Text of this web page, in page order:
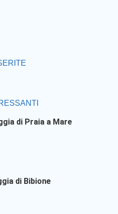
di Praia a Mare
di Bibione